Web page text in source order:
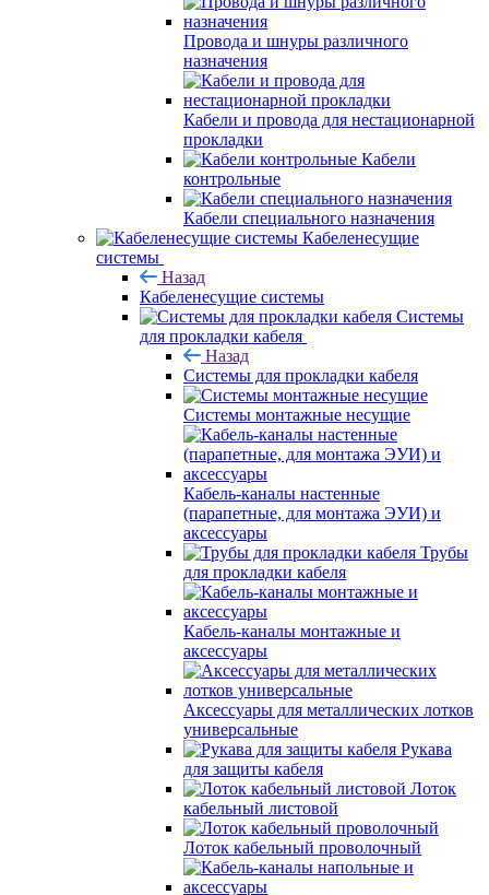
Провода и шнуры различного
назначения
Кабели и провода для нестационарной
прокладки
Кабели
контрольные
Кабели специального назначения
Кабеленесущие
системы
Назад
Кабеленесущие системы
Системы
для прокладки кабеля
Назад
Системы для прокладки кабеля
Системы монтажные несущие
Кабель-каналы настенные
(парапетные, для монтажа ЭУИ) и
аксессуары
Трубы
для прокладки кабеля
Кабель-каналы монтажные и
аксессуары
Аксессуары для металлических лотков
универсальные
Рукава
для защиты кабеля
Лоток
кабельный листовой
Лоток кабельный проволочный